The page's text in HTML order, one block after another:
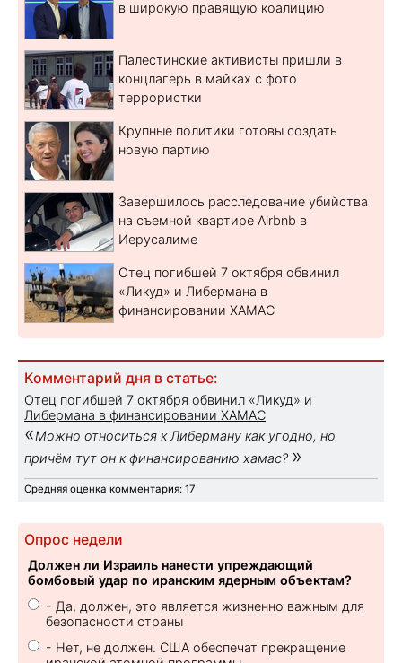
в широкую правящую коалицию
Палестинские активисты пришли в
концлагерь в майках с фото
террористки
Крупные политики готовы создать
новую партию
Завершилось расследование убийства
на съемной квартире Airbnb в
Иерусалиме
Отец погибшей 7 октября обвинил
«Ликуд» и Либермана в
финансировании ХАМАС
Комментарий дня в статье:
Отец погибшей 7 октября обвинил «Ликуд» и
Либермана в финансировании ХАМАС
«Можно относиться к Либерману как угодно, но
причём тут он к финансированию хамас? »
Средняя оценка комментария: 17
Опрос недели
Должен ли Израиль нанести упреждающий
бомбовый удар по иранским ядерным объектам?
- Да, должен, это является жизненно важным для
безопасности страны
- Нет, не должен. США обеспечат прекращение